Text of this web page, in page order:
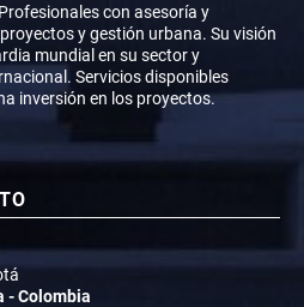
con asesoría y
y gestión urbana. Su visión
mundial en su sector y
Servicios disponibles
inversión en los proyectos.
- Colombia